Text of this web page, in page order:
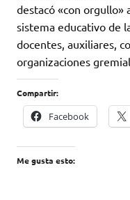
destacó «con orgullo»
sistema educativo de
docentes, auxiliares,
organizaciones
Compartir:
Facebook
Me gusta esto: